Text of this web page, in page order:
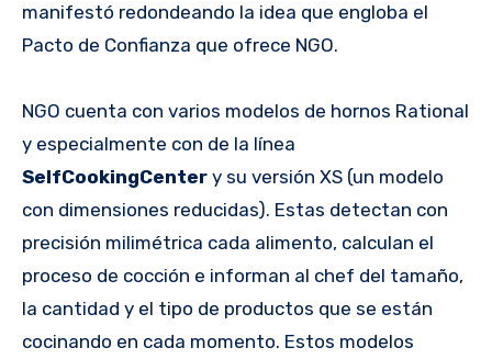
manifestó redondeando la idea que engloba el
Pacto de Confianza que ofrece NGO.
NGO cuenta con varios modelos de hornos Rational
y especialmente con de la línea
SelfCookingCenter y su versión XS (un modelo
con dimensiones reducidas). Estas detectan con
precisión milimétrica cada alimento, calculan el
proceso de cocción e informan al chef del tamaño,
la cantidad y el tipo de productos que se están
cocinando en cada momento. Estos modelos